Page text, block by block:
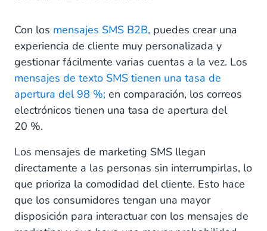
Ejemplos de marketing SMS B2B
1. Generar leads
2. Gestionar pedidos
3. Programar citas
4. Enviar recordatorios
5. Hacer seguimientos
6. Enviar respuestas automáticas
7. Compartir contenido
Con los mensajes SMS B2B, puedes crear una
experiencia de cliente muy personalizada y
gestionar fácilmente varias cuentas a la vez. Los
mensajes de texto SMS tienen una tasa de
apertura del 98 %; en comparación, los correos
electrónicos tienen una tasa de apertura del
20 %.
Los mensajes de marketing SMS llegan
directamente a las personas sin interrumpirlas, lo
que prioriza la comodidad del cliente. Esto hace
que los consumidores tengan una mayor
disposición para interactuar con los mensajes de